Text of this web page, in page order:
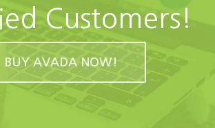
Customers!
BUY AVADA NOW!